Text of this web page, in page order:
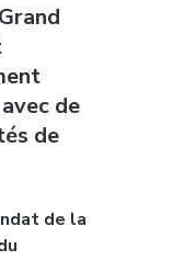
de
de
de la